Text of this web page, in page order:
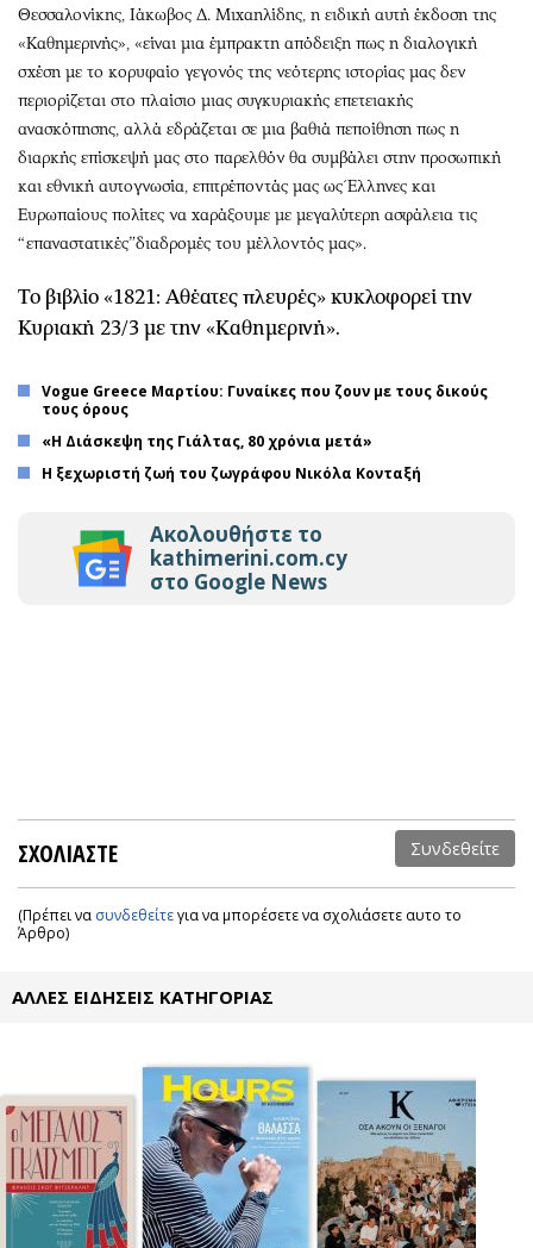
Θεσσαλονίκης, Ιάκωβος Δ. Μιχαηλίδης, η ειδική αυτή έκδοση της
«Καθημερινής», «είναι μια έμπρακτη απόδειξη πως η διαλογική
σχέση με το κορυφαίο γεγονός της νεότερης ιστορίας μας δεν
περιορίζεται στο πλαίσιο μιας συγκυριακής επετειακής
ανασκόπησης, αλλά εδράζεται σε μια βαθιά πεποίθηση πως η
διαρκής επίσκεψή μας στο παρελθόν θα συμβάλει στην προσωπική
και εθνική αυτογνωσία, επιτρέποντάς μας ως Έλληνες και
Ευρωπαίους πολίτες να χαράξουμε με μεγαλύτερη ασφάλεια τις
“επαναστατικές”διαδρομές του μέλλοντός μας».
Το βιβλίο «1821: Αθέατες πλευρές» κυκλοφορεί την
Κυριακή 23/3 με την «Καθημερινή».
Vogue Greece Μαρτίου: Γυναίκες που ζουν με τους δικούς
τους όρους
«Η Διάσκεψη της Γιάλτας, 80 χρόνια μετά»
Η ξεχωριστή ζωή του ζωγράφου Νικόλα Κονταξή
Ακολουθήστε το
kathimerini.com.cy
στο Google News
ΣΧΟΛΙΑΣΤΕ Συνδεθείτε
(Πρέπει να συνδεθείτεγια να μπορέσετε να σχολιάσετε αυτο το
Άρθρο)
ΑΛΛΕΣ ΕΙΔΗΣΕΙΣ ΚΑΤΗΓΟΡΙΑΣ